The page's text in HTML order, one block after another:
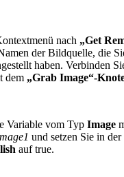
nach „Get
der Bildquelle, die
haben. Verbinden
dem „Grab Image“-
Variable vom Typ Image
und setzen Sie in
auf true.